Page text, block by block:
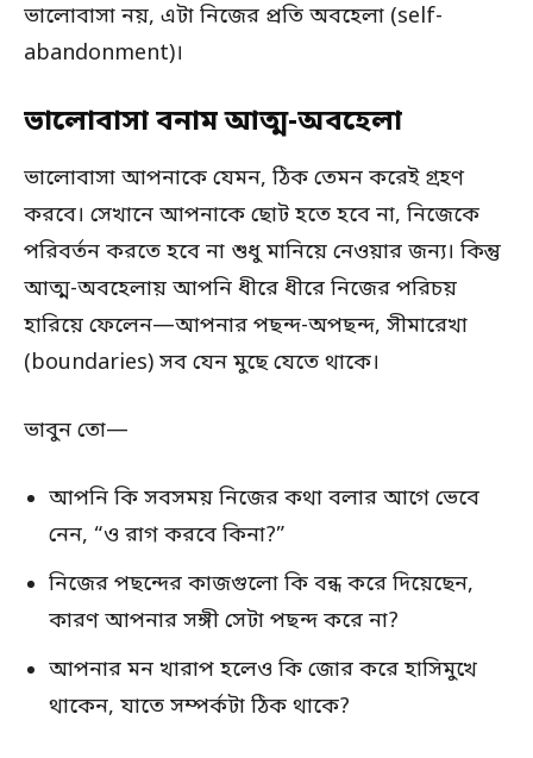
ভালোবাসা নয়, এটা নিজের প্রতি অবহেলা (self-
abandonment)।
ভালোবাসা বনাম আত্ম-অবহেলা
ভালোবাসা আপনাকে যেমন, ঠিক তেমন করেই গ্রহণ
করবে। সেখানে আপনাকে ছোট হতে হবে না, নিজেকে
পরিবর্তন করতে হবে না শুধু মানিয়ে নেওয়ার জন্য। কিন্তু
আত্ম-অবহেলায় আপনি ধীরে ধীরে নিজের পরিচয়
হারিয়ে ফেলেন—আপনার পছন্দ-অপছন্দ, সীমারেখা
(boundaries) সব যেন মুছে যেতে থাকে।
ভাবুন তো—
আপনি কি সবসময় নিজের কথা বলার আগে ভেবে
নেন, “ও রাগ করবে কিনা?”
নিজের পছন্দের কাজগুলো কি বন্ধ করে দিয়েছেন,
কারণ আপনার সঙ্গী সেটা পছন্দ করে না?
আপনার মন খারাপ হলেও কি জোর করে হাসিমুখে
থাকেন, যাতে সম্পর্কটা ঠিক থাকে?